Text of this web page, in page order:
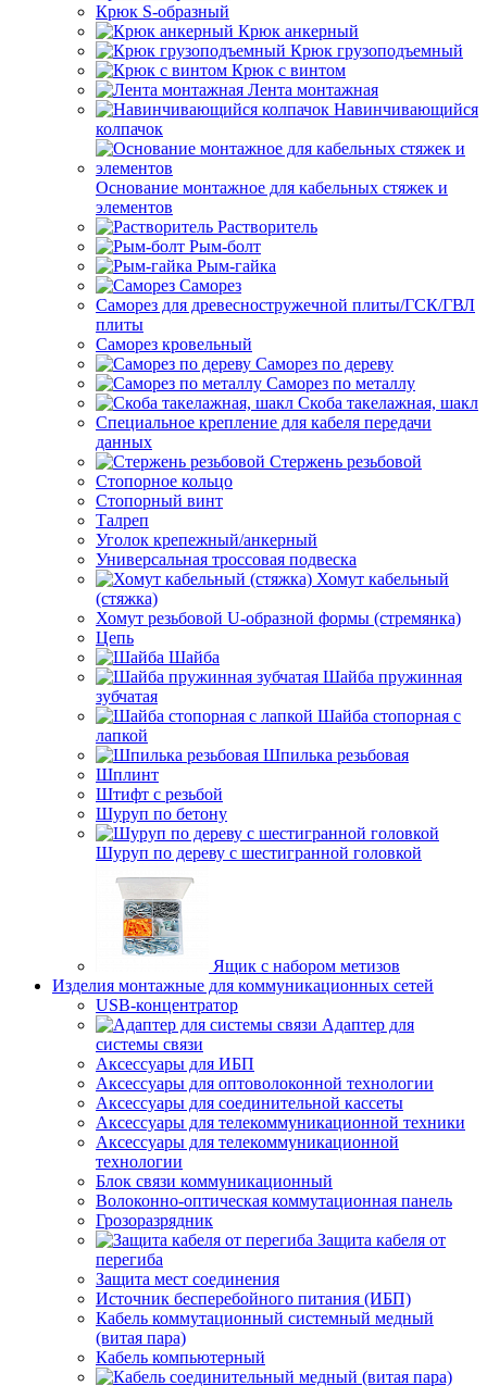
Крюк S-образный
Крюк анкерный
Крюк грузоподъемный
Крюк с винтом
Лента монтажная
Навинчивающийся
колпачок
Основание монтажное для кабельных стяжек и
элементов
Растворитель
Рым-болт
Рым-гайка
Саморез
Саморез для древесностружечной плиты/ГСК/ГВЛ
плиты
Саморез кровельный
Саморез по дереву
Саморез по металлу
Скоба такелажная, шакл
Специальное крепление для кабеля передачи
данных
Стержень резьбовой
Стопорное кольцо
Стопорный винт
Талреп
Уголок крепежный/анкерный
Универсальная троссовая подвеска
Хомут кабельный
(стяжка)
Хомут резьбовой U-образной формы (стремянка)
Цепь
Шайба
Шайба пружинная
зубчатая
Шайба стопорная с
лапкой
Шпилька резьбовая
Шплинт
Штифт с резьбой
Шуруп по бетону
Шуруп по дереву с шестигранной головкой
Ящик с набором метизов
Изделия монтажные для коммуникационных сетей
USB-концентратор
Адаптер для
системы связи
Аксессуары для ИБП
Аксессуары для оптоволоконной технологии
Аксессуары для соединительной кассеты
Аксессуары для телекоммуникационной техники
Аксессуары для телекоммуникационной
технологии
Блок связи коммуникационный
Волоконно-оптическая коммутационная панель
Грозоразрядник
Защита кабеля от
перегиба
Защита мест соединения
Источник бесперебойного питания (ИБП)
Кабель коммутационный системный медный
(витая пара)
Кабель компьютерный